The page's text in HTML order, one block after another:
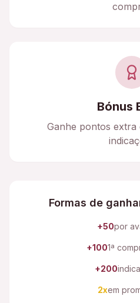
Bónus
Ganhe pontos extra
Formas de
+50por
+1001ª
+200
2xem